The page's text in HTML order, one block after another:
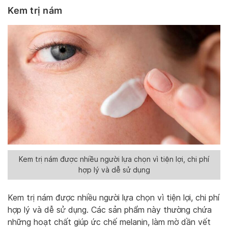
Kem trị nám
Kem trị nám được nhiều người lựa chọn vì tiện lợi, chi phí
hợp lý và dễ sử dụng
Kem trị nám được nhiều người lựa chọn vì tiện lợi, chi phí
hợp lý và dễ sử dụng. Các sản phẩm này thường chứa
những hoạt chất giúp ức chế melanin, làm mờ dần vết